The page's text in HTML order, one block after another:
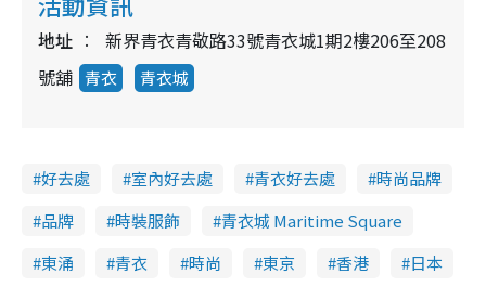
地址
新界青衣青敬路33號青衣城1期2樓206至208
號舖 青衣 青衣城
好去處 室內好去處 青衣好去處
時尚品牌
品牌
時裝服飾
青衣城 Maritime Square
東涌
青衣 時尚 東京 香港 日本